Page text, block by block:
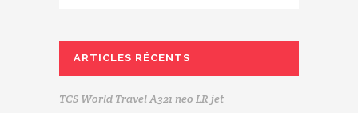
ARTICLES RÉCENTS
TCS World Travel A321 neo LR jet